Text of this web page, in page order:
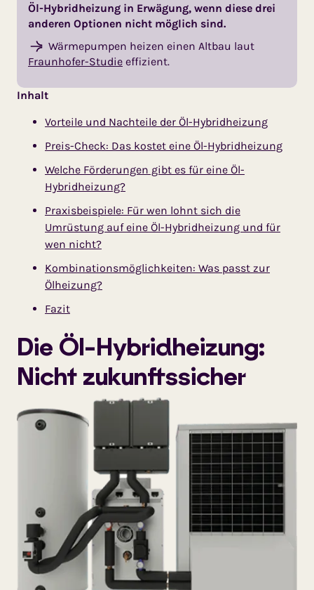
Öl-Hybridheizung in Erwägung, wenn diese drei
anderen Optionen nicht möglich sind.
Wärmepumpen heizen einen Altbau laut
Fraunhofer-Studie effizient.
Inhalt
Vorteile und Nachteile der Öl-Hybridheizung
Preis-Check: Das kostet eine Öl-Hybridheizung
Welche Förderungen gibt es für eine Öl-
Hybridheizung?
Praxisbeispiele: Für wen lohnt sich die
Umrüstung auf eine Öl-Hybridheizung und für
wen nicht?
Kombinationsmöglichkeiten: Was passt zur
Ölheizung?
Fazit
Die Öl-Hybridheizung:
Nicht zukunftssicher